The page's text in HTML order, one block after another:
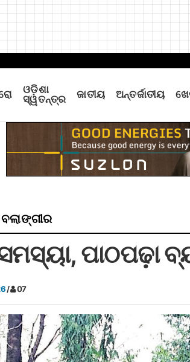
ଓଡ଼ିଶା
ସ୍ୱତନ୍ତ୍ର
ଜାତୀୟ ଅନ୍ତର୍ଜାତୀୟ
ବଲାଙ୍ଗୀର
ପାଠପଢ଼ା
/ 07